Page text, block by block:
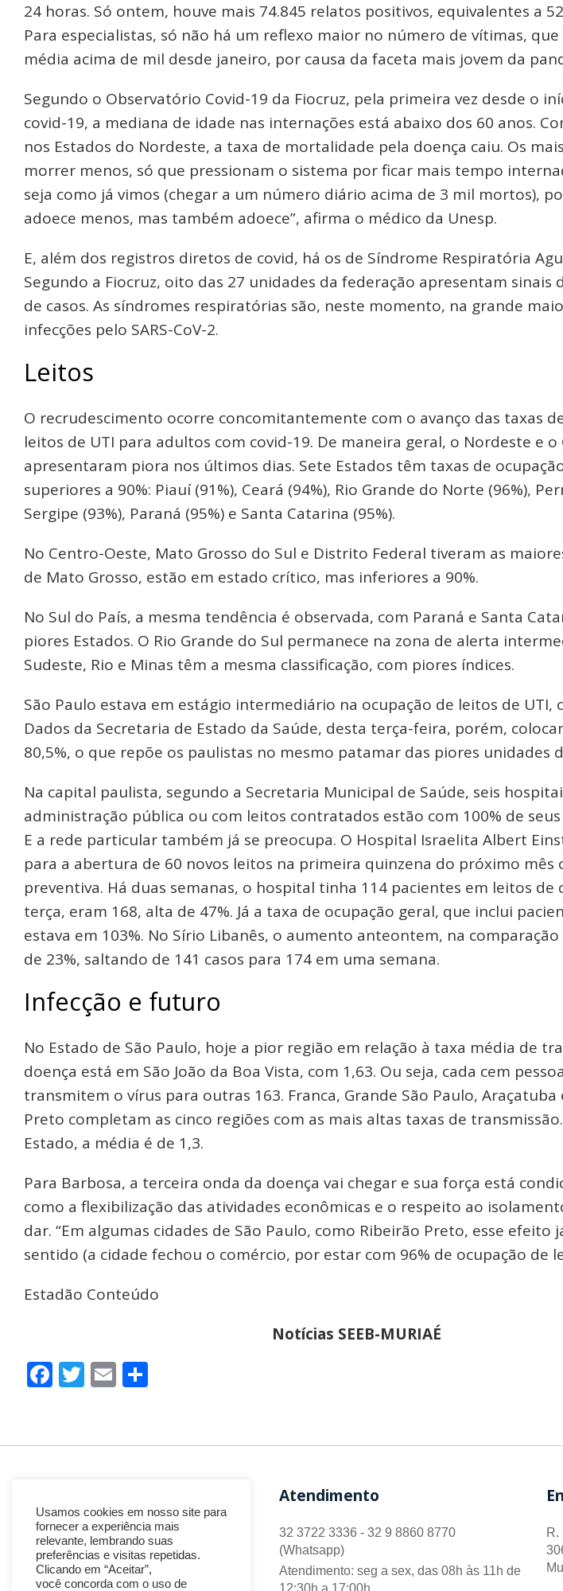
24 horas. Só ontem, houve mais 74.845 relatos positivos, equivalentes a
Para especialistas, só não há um reflexo maior no número de vítimas,
média acima de mil desde janeiro, por causa da faceta mais jovem da
Segundo o Observatório Covid-19 da Fiocruz, pela primeira vez desde o
covid-19, a mediana de idade nas internações está abaixo dos 60 anos.
nos Estados do Nordeste, a taxa de mortalidade pela doença caiu. Os
morrer menos, só que pressionam o sistema por ficar mais tempo
seja como já vimos (chegar a um número diário acima de 3 mil mortos),
adoece menos, mas também adoece”, afirma o médico da Unesp.
E, além dos registros diretos de covid, há os de Síndrome Respiratória
Segundo a Fiocruz, oito das 27 unidades da federação apresentam sinais
de casos. As síndromes respiratórias são, neste momento, na grande
infecções pelo SARS-CoV-2.
Leitos
O recrudescimento ocorre concomitantemente com o avanço das taxas
leitos de UTI para adultos com covid-19. De maneira geral, o Nordeste e o
apresentaram piora nos últimos dias. Sete Estados têm taxas de
superiores a 90%: Piauí (91%), Ceará (94%), Rio Grande do Norte (96%),
Sergipe (93%), Paraná (95%) e Santa Catarina (95%).
No Centro-Oeste, Mato Grosso do Sul e Distrito Federal tiveram as
de Mato Grosso, estão em estado crítico, mas inferiores a 90%.
No Sul do País, a mesma tendência é observada, com Paraná e Santa
piores Estados. O Rio Grande do Sul permanece na zona de alerta
Sudeste, Rio e Minas têm a mesma classificação, com piores índices.
São Paulo estava em estágio intermediário na ocupação de leitos de UTI,
Dados da Secretaria de Estado da Saúde, desta terça-feira, porém,
80,5%, o que repõe os paulistas no mesmo patamar das piores unidades
Na capital paulista, segundo a Secretaria Municipal de Saúde, seis
administração pública ou com leitos contratados estão com 100% de
E a rede particular também já se preocupa. O Hospital Israelita Albert
para a abertura de 60 novos leitos na primeira quinzena do próximo mês
preventiva. Há duas semanas, o hospital tinha 114 pacientes em leitos de
terça, eram 168, alta de 47%. Já a taxa de ocupação geral, que inclui
estava em 103%. No Sírio Libanês, o aumento anteontem, na
de 23%, saltando de 141 casos para 174 em uma semana.
Infecção e futuro
No Estado de São Paulo, hoje a pior região em relação à taxa média de
doença está em São João da Boa Vista, com 1,63. Ou seja, cada cem
transmitem o vírus para outras 163. Franca, Grande São Paulo, Araçatuba
Preto completam as cinco regiões com as mais altas taxas de
Estado, a média é de 1,3.
Para Barbosa, a terceira onda da doença vai chegar e sua força está
como a flexibilização das atividades econômicas e o respeito ao
dar. “Em algumas cidades de São Paulo, como Ribeirão Preto, esse efeito
sentido (a cidade fechou o comércio, por estar com 96% de ocupação de
Estadão Conteúdo
Notícias SEEB-MURIAÉ
Facebook
Twitter
Email
Atendimento
32 3722 3336 - 32 9 8860 8770
(Whatsapp)
Atendimento: seg a sex, das 08h às 11h de
R.
Usamos cookies em nosso site para
fornecer a experiência mais
relevante, lembrando suas
preferências e visitas repetidas.
Clicando em “Aceitar”,
você concorda com o uso de